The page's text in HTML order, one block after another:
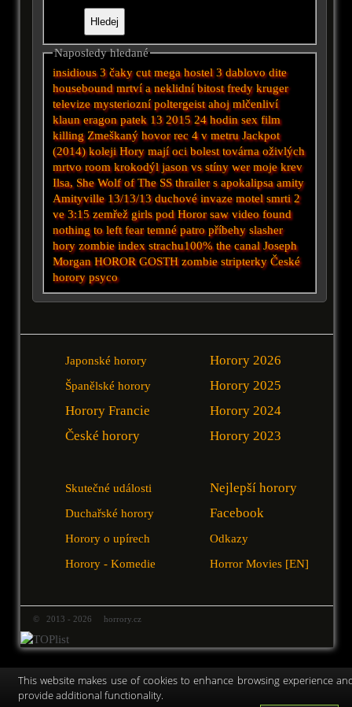
Naposledy hledané
insidious 3 čaky cut mega hostel 3 dablovo dite
housebound mrtví a neklidní bitost fredy kruger
televize mysteriozní poltergeist ahoj mlčenliví
klaun eragon patek 13 2015 24 hodin sex film
killing Zmeškaný hovor rec 4 v metru Jackpot
(2014) koleji Hory mají oci bolest továrna oživlých
mrtvo room krokodýl jason vs stíny wer moje krev
Ilsa, She Wolf of The SS thrailer s apokalipsa amity
Amityville 13/13/13 duchové invaze motel smrti 2
ve 3:15 zemřež girls podHoror saw video found
nothing to left fear temné patro příbehy slasher
hory zombie index strachu100% the canal Joseph
Morgan
HOROR GOSTH zombie stripterky České
horory psyco
Japonské horory
Španělské horory
Horory Francie
České horory
Horory 2026
Horory 2025
Horory 2024
Horory 2023
Skutečné události
Duchařské horory
Horory o upírech
Horory - Komedie
Nejlepší horory
Facebook
Odkazy
Horror Movies [EN]
© 2013 - 2026 horrory.cz
This website makes use of cookies to enhance browsing experience
provide additional functionality.